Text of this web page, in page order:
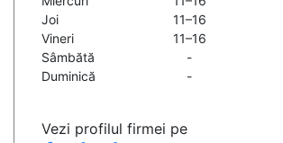
Joi
11–16
Vineri
11–16
Sâmbătă
-
Duminică
-
Vezi profilul firmei pe